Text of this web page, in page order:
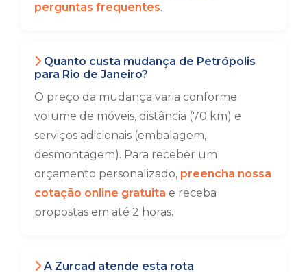
perguntas frequentes.
Quanto custa mudança de Petrópolis
para Rio de Janeiro?
O preço da mudança varia conforme
volume de móveis, distância (70 km) e
serviços adicionais (embalagem,
desmontagem). Para receber um
orçamento personalizado, preencha nossa
cotação online gratuita e receba
propostas em até 2 horas.
A Zurcad atende esta rota